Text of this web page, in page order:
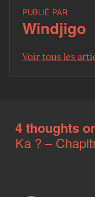
PUBLIÉ PAR
Windjigo
Voir tous les
4 thoughts
Ka ? –